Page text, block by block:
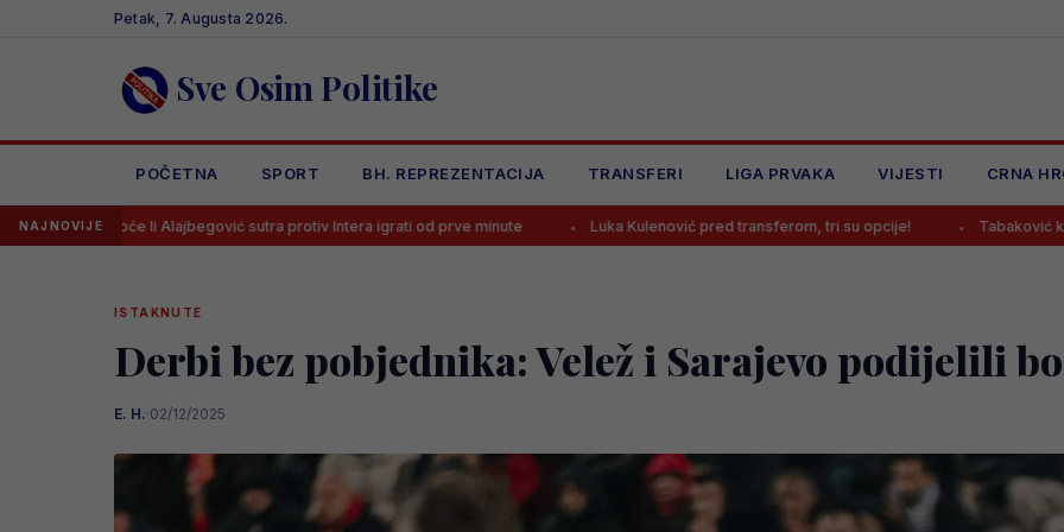
Petak, 7. Augusta 2026.
Sve Osim Politike
POČETNA SPORT BH. REPREZENTACIJA TRANSFERI LIGA PRVAKA VIJESTI CRNA
NAJNOVIJE
li Alajbegović sutra protiv Intera igrati od prve minute Luka Kulenović pred transferom, tri su opcije! Tabaković komentirao
ISTAKNUTE
Derbi bez pobjednika: Velež i Sarajevo podijelili
E. H.·02/12/2025